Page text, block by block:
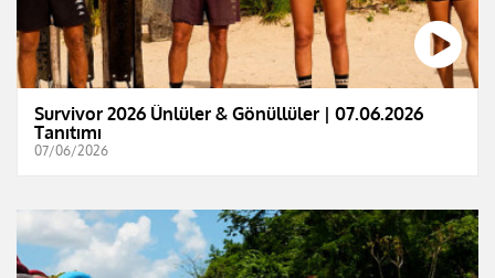
Survivor 2026 Ünlüler & Gönüllüler | 07.06.2026
Tanıtımı
07/06/2026